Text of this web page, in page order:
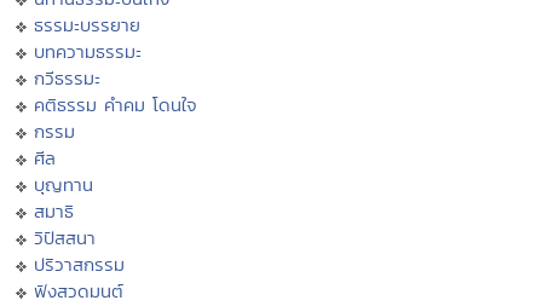
ธรรมะบรรยาย
บทความธรรมะ
กวีธรรมะ
คติธรรม คำคม โดนใจ
กรรม
ศีล
บุญทาน
สมาธิ
วิปัสสนา
ปริวาสกรรม
ฟังสวดมนต์